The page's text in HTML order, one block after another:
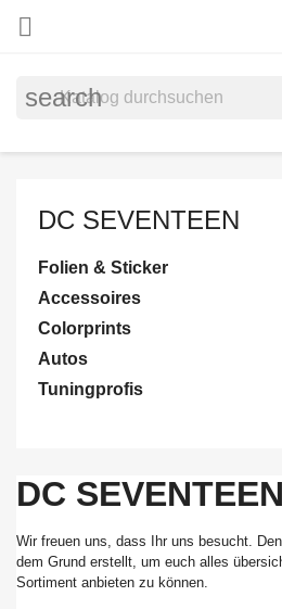

search
DC SEVENTEEN
Folien & Sticker
Accessoires
Colorprints
Autos
Tuningprofis
DC SEVENTEEN
Wir freuen uns, dass Ihr uns besucht.
dem Grund erstellt, um euch alles
Sortiment anbieten zu können.